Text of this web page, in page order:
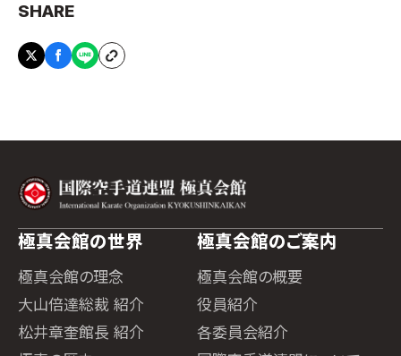
SHARE
極真会館の世界
極真会館の理念
大山倍達総裁 紹介
松井章奎館長 紹介
極真会館のご案内
極真会館の概要
役員紹介
各委員会紹介